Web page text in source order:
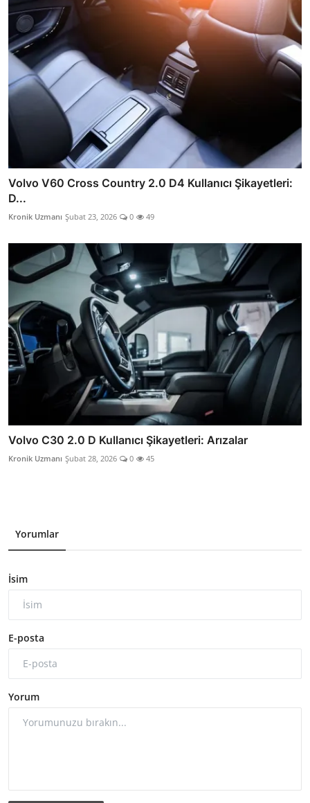
Volvo V60 Cross Country 2.0 D4 Kullanıcı Şikayetleri:
D...
Kronik Uzmanı Şubat 23, 2026 0 49
Volvo C30 2.0 D Kullanıcı Şikayetleri: Arızalar
Kronik Uzmanı Şubat 28, 2026 0 45
Yorumlar
İsim
E-posta
Yorum